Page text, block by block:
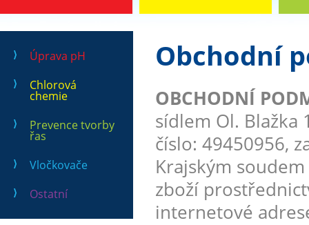
Úprava pH
Chlorová
chemie
Prevence tvorby
řas
Vločkovače
Ostatní
Obchodní
OBCHODNÍ
sídlem Ol. Blažka
číslo: 49450956,
Krajským
zboží
internetové